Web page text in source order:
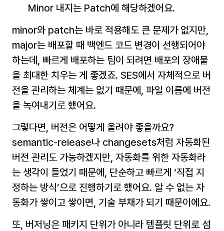
Minor 내지는 Patch에 해당하겠어요.
minor와 patch는 바로 적용해도 큰 문제가 없지만,
major는 배포할 때 백엔드 코드 변경이 선행되어야
하는데, 빠르게 배포하는 팀이 되려면 배포의 장애물
을 최대한 치우는 게 좋겠죠. SES에서 자체적으로 버
전을 관리하는 체계는 없기 때문에, 파일 이름에 버전
을 녹여내기로 했어요.
그렇다면, 버전은 어떻게 올려야 좋을까요?
semantic-release나 changesets처럼 자동화된
버전 관리도 가능하겠지만, 자동화를 위한 자동화라
는 생각이 들었기 때문에, 단순하고 빠르게 ‘직접 지
정하는 방식’으로 진행하기로 했어요. 알 수 없는 자
동화가 쌓이고 쌓이면, 기술 부채가 되기 때문이에요.
또, 버저닝은 패키지 단위가 아니라 템플릿 단위로 섬